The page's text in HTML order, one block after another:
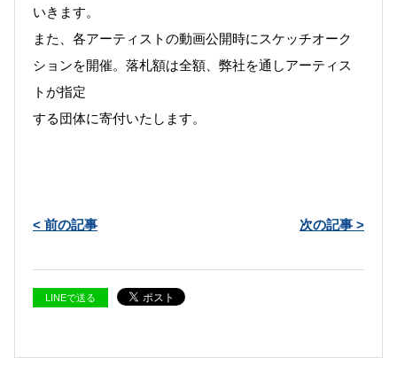
いきます。
また、各アーティストの動画公開時にスケッチオーク
ションを開催。落札額は全額、弊社を通しアーティス
トが指定
する団体に寄付いたします。
< 前の記事 次の記事 >
LINEで送る